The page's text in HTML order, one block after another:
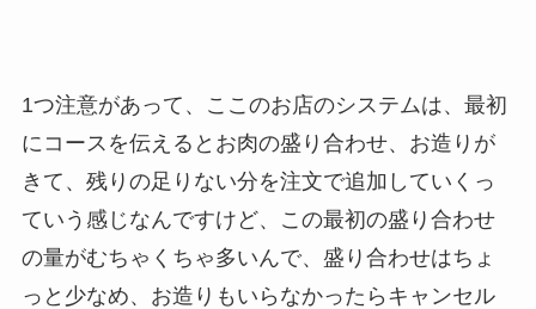
1つ注意があって、ここのお店のシステムは、最初
にコースを伝えるとお肉の盛り合わせ、お造りが
きて、残りの足りない分を注文で追加していくっ
ていう感じなんですけど、この最初の盛り合わせ
の量がむちゃくちゃ多いんで、盛り合わせはちょ
っと少なめ、お造りもいらなかったらキャンセル